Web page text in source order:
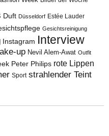
Duft Düsseldorf Estée Lauder
Gesichtsreinigung
Instagram Interview
up Nevil Alem-Awat Outfit
Peter Philips rote Lippen
Sport strahlender Teint